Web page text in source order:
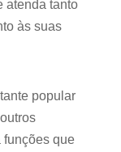
atenda tanto
às suas
popular
funções que